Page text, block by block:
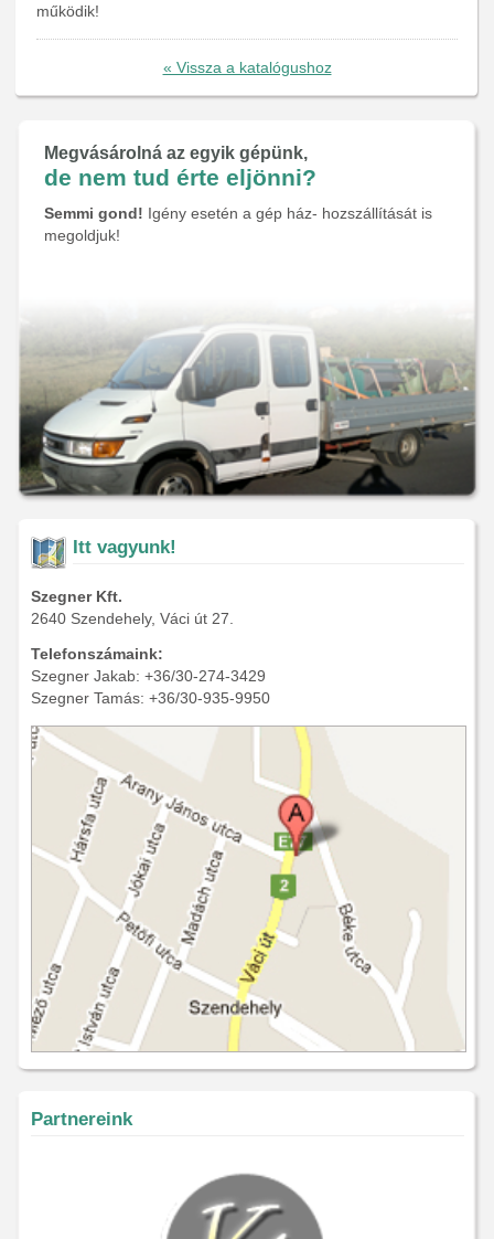
működik!
« Vissza a katalógushoz
Megvásárolná az egyik gépünk,
de nem tud érte eljönni?
Semmi gond! Igény esetén a gép ház- hozszállítását is
megoldjuk!
Itt vagyunk!
Szegner Kft.
2640 Szendehely, Váci út 27.
Telefonszámaink:
Szegner Jakab: +36/30-274-3429
Szegner Tamás: +36/30-935-9950
Partnereink